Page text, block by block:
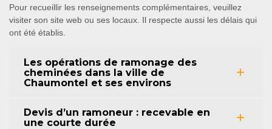
Pour recueillir les renseignements complémentaires, veuillez
visiter son site web ou ses locaux. Il respecte aussi les délais qui
ont été établis.
Les opérations de ramonage des
cheminées dans la ville de
Chaumontel et ses environs
Devis d’un ramoneur : recevable en
une courte durée